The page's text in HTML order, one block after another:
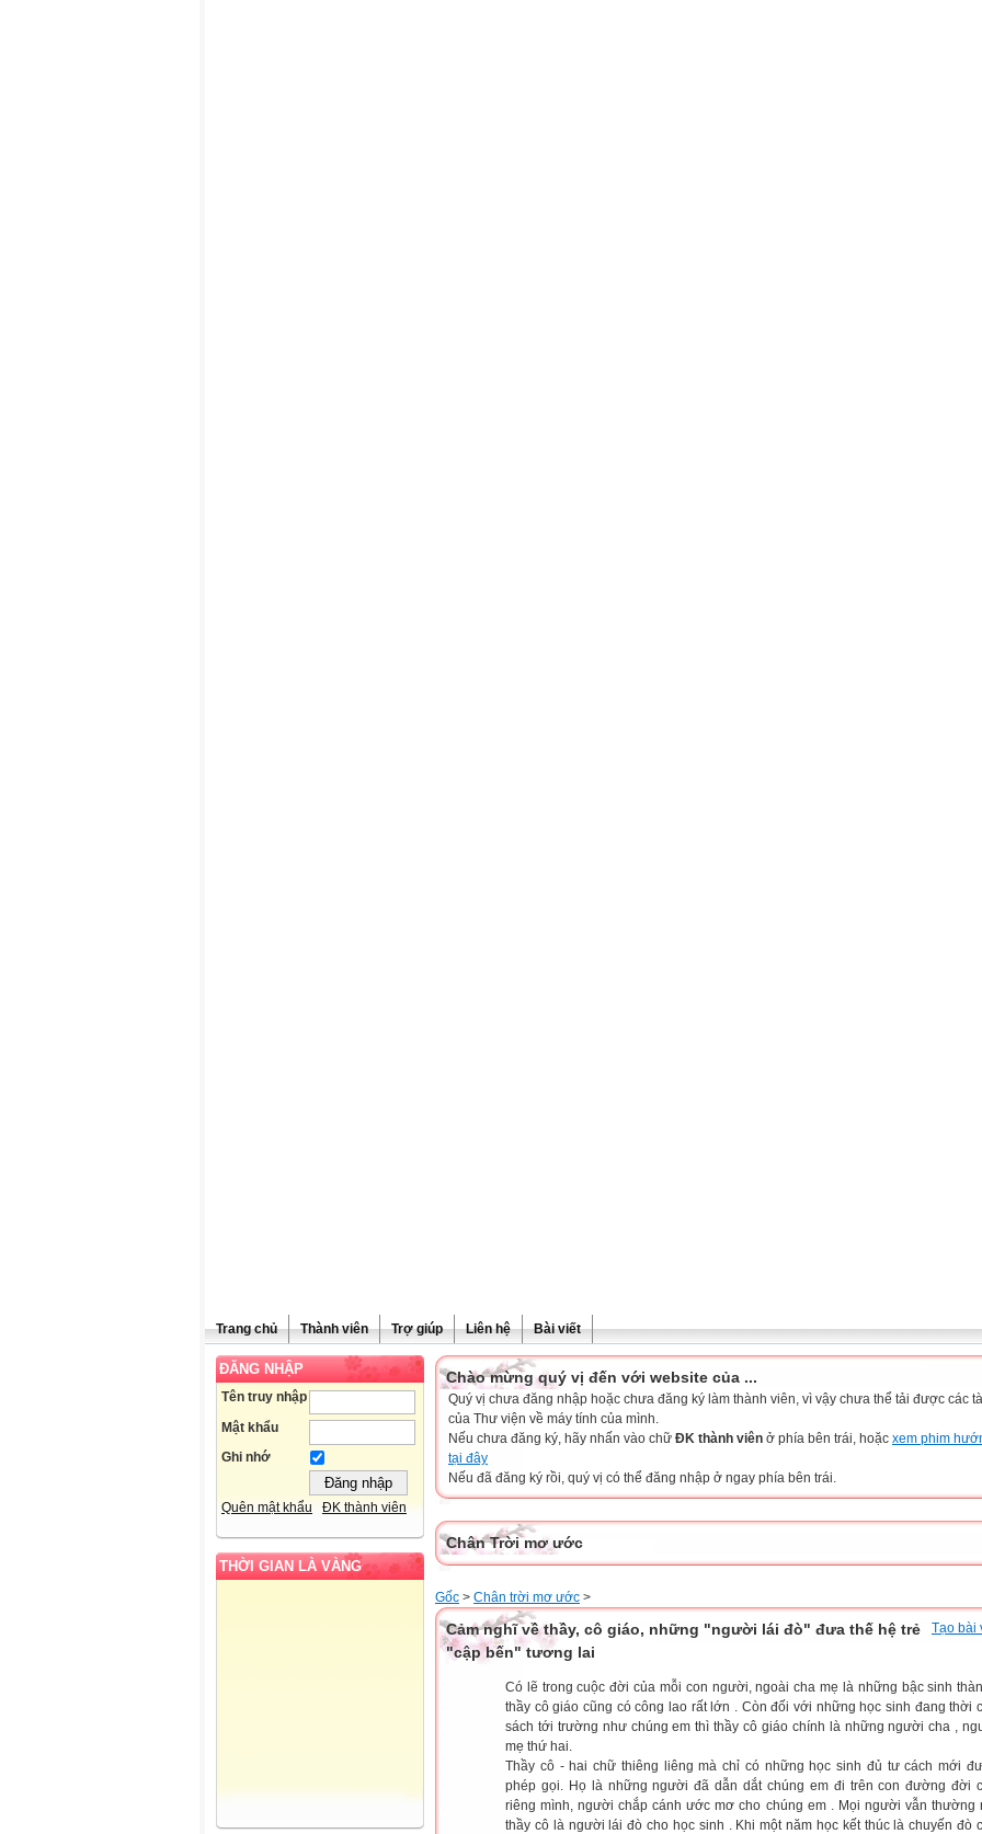
Trang chủ Thành viên Trợ giúp Liên hệ Bài viết
ĐĂNG NHẬP
Tên truy nhập
Mật khẩu
Ghi nhớ
Quên mật khẩu ĐK thành viên
THỜI GIAN LÀ VÀNG
Chào mừng quý vị đến với website của ...
Quý vị chưa đăng nhập hoặc chưa đăng ký làm thành viên, vì vậy chưa thể tải được các
của Thư viện về máy tính của mình.
Nếu chưa đăng ký, hãy nhấn vào chữ ĐK thành viên ở phía bên trái, hoặc xem phim
tại đây
Nếu đã đăng ký rồi, quý vị có thể đăng nhập ở ngay phía bên trái.
Chân Trời mơ ước
Gốc > Chân trời mơ ước >
Tạo bài
Cảm nghĩ về thầy, cô giáo, những "người lái đò" đưa thế hệ trẻ
"cập bến" tương lai
Có lẽ trong cuộc đời của mỗi con người, ngoài cha mẹ là những bậc sinh
thầy cô giáo cũng có công lao rất lớn . Còn đối với những học sinh đang thời
sách tới trường như chúng em thì thầy cô giáo chính là những người cha ,
mẹ thứ hai.
Thầy cô - hai chữ thiêng liêng mà chỉ có những học sinh đủ tư cách mới
phép gọi. Họ là những người đã dẫn dắt chúng em đi trên con đường đời
riêng mình, người chắp cánh ước mơ cho chúng em . Mọi người vẫn thường
thầy cô là người lái đò cho học sinh . Khi một năm học kết thúc là chuyến đò